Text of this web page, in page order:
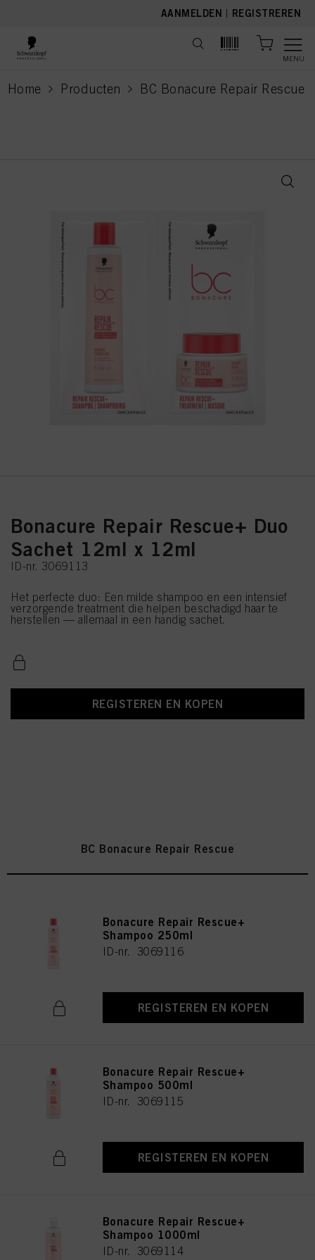
AANMELDEN | REGISTREREN
MENU
Home Producten BC Bonacure Repair Rescue
current page
Bonacure Repair Rescue+ Duo
Sachet 12ml x 12ml
ID-nr. 3069113
Het perfecte duo: Een milde shampoo en een intensief
verzorgende treatment die helpen beschadigd haar te
herstellen — allemaal in een handig sachet.
REGISTEREN EN KOPEN
BC Bonacure Repair Rescue
Bonacure Repair Rescue+
Shampoo 250ml
ID-nr. 3069116
REGISTEREN EN KOPEN
Bonacure Repair Rescue+
Shampoo 500ml
ID-nr. 3069115
REGISTEREN EN KOPEN
Bonacure Repair Rescue+
Shampoo 1000ml
ID-nr. 3069114